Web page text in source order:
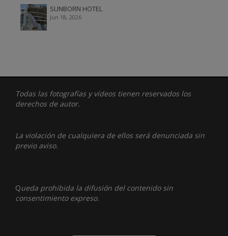
SUNBORN HOTEL
Jun 18, 2026
Todas las fotografías y vídeos tienen reservados los
derechos de autor.
La violación de cualquiera de ellos será denunciada sin
previo aviso.
Queda prohibida la difusión del contenido sin
consentimiento expreso.